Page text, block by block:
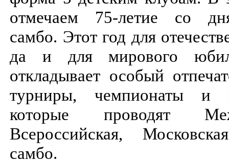
отмечаем 75-летие со
самбо. Этот год для
да и для мирового
откладывает особый
турниры, чемпионаты и
которые проводят
Всероссийская,
самбо.